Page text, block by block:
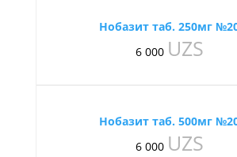
Нобазит таб. 250мг
6 000 UZS
Нобазит таб. 500мг
6 000 UZS